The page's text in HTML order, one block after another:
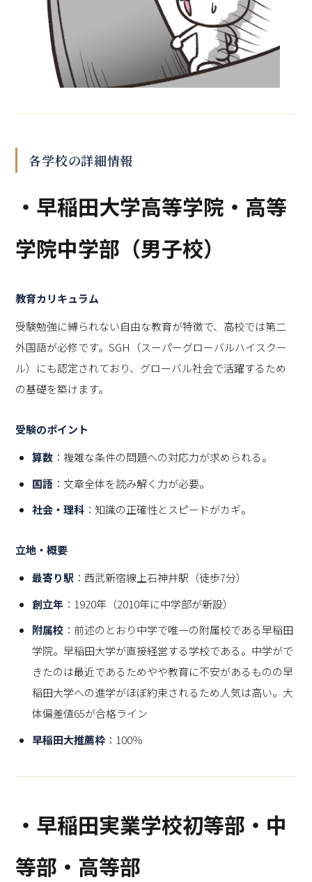
各学校の詳細情報
・早稲田大学高等学院・高等
学院中学部（男子校）
教育カリキュラム
受験勉強に縛られない自由な教育が特徴で、高校では第二
外国語が必修です。SGH（スーパーグローバルハイスクー
ル）にも認定されており、グローバル社会で活躍するため
の基礎を築けます。
受験のポイント
算数 ：複雑な条件の問題への対応力が求められる。
国語 ：文章全体を読み解く力が必要。
社会・理科 ：知識の正確性とスピードがカギ。
立地・概要
最寄り駅 ：西武新宿線上石神井駅（徒歩7分）
創立年 ：1920年（2010年に中学部が新設）
附属校 ：前述のとおり中学で唯一の附属校である早稲田
学院。早稲田大学が直接経営する学校である。中学がで
きたのは最近であるためやや教育に不安があるものの早
稲田大学への進学がほぼ約束されるため人気は高い。大
体偏差値65が合格ライン
早稲田大推薦枠 ：100％
・早稲田実業学校初等部・中
等部・高等部